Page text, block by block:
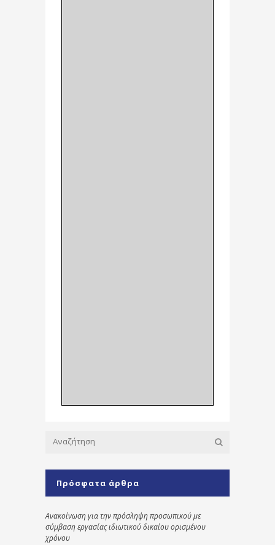
Πρόσφατα άρθρα
Ανακοίνωση για την πρόσληψη προσωπικού με
σύμβαση εργασίας ιδιωτικού δικαίου ορισμένου
χρόνου